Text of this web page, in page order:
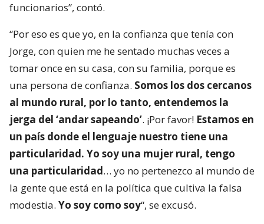
funcionarios”, contó.
“Por eso es que yo, en la confianza que tenía con
Jorge, con quien me he sentado muchas veces a
tomar once en su casa, con su familia, porque es
una persona de confianza. Somos los dos cercanos
al mundo rural, por lo tanto, entendemos la
jerga del ‘andar sapeando’. ¡Por favor! Estamos en
un país donde el lenguaje nuestro tiene una
particularidad. Yo soy una mujer rural, tengo
una particularidad… yo no pertenezco al mundo de
la gente que está en la política que cultiva la falsa
modestia. Yo soy como soy“, se excusó.